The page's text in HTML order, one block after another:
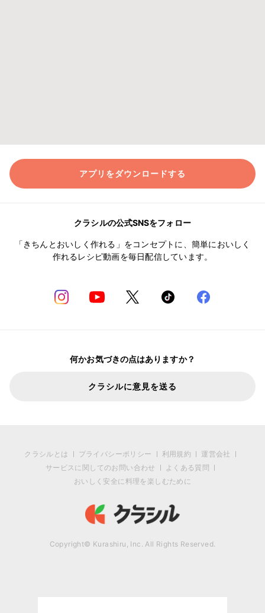
アプリをダウンロードする
クラシルの公式SNSをフォロー
「きちんとおいしく作れる」をコンセプトに、簡単においしく
作れるレシピ動画を毎日配信しています。
何かお気づきの点はありますか？
クラシルに意見を送る
クラシルとは プライバシーポリシー 利用規約
運営会社
サービスに関してのお問い合わせ
よくある質問
おいしく安全に料理を楽しむために
Copyright© Kurashiru, Inc. All Rights Reserved.